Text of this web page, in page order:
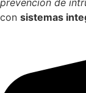
prevención de
con sistemas